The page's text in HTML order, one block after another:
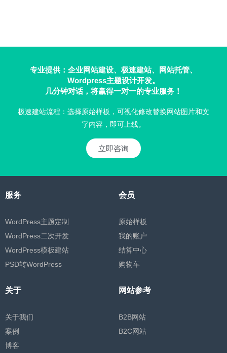
专业提供：企业网站建设、极速建站、网站托管、
Wordpress主题设计开发。
几分钟对话，将赢得一对一的专业服务！
极速建站流程：选择原始样板，可视化修改替换网站图片和文
字内容，即可上线。
立即咨询
服务
WordPress主题定制
WordPress二次开发
WordPress模板建站
PSD转WordPress
会员
原始样板
我的账户
结算中心
购物车
关于
关于我们
案例
博客
网站参考
B2B网站
B2C网站